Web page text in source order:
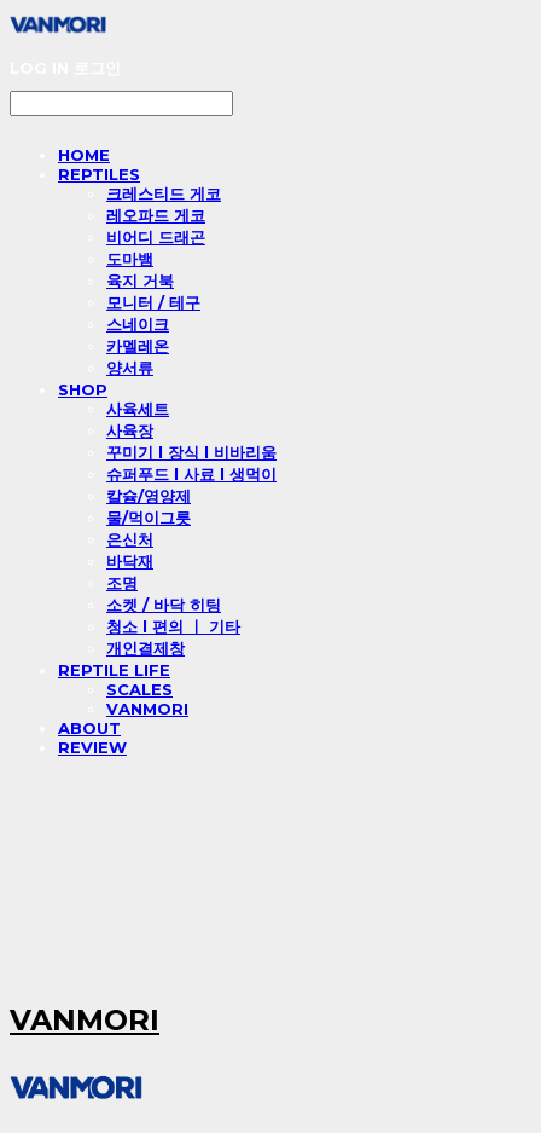
HOME
REPTILES
크레스티드 게코
레오파드 게코
비어디 드래곤
도마뱀
육지 거북
모니터 / 테구
스네이크
카멜레온
양서류
SHOP
사육세트
사육장
꾸미기 l 장식 l 비바리움
슈퍼푸드 l 사료 l 생먹이
칼슘/영양제
물/먹이그릇
은신처
바닥재
조명
소켓 / 바닥 히팅
청소 l 편의 ㅣ 기타
개인결제창
REPTILE LIFE
SCALES
VANMORI
ABOUT
REVIEW
VANMORI